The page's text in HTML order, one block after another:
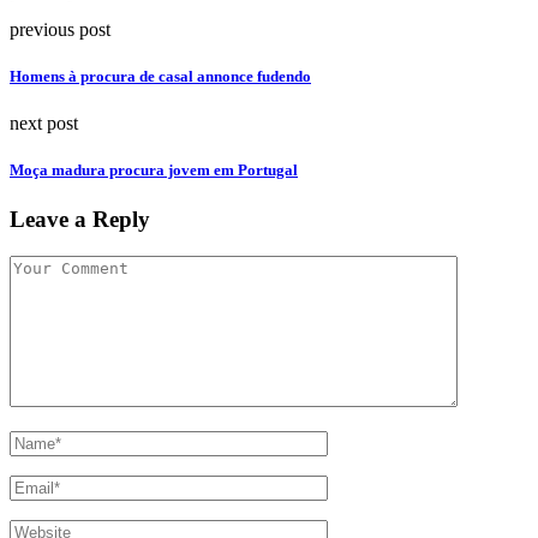
previous post
Homens à procura de casal annonce fudendo
next post
Moça madura procura jovem em Portugal
Leave a Reply